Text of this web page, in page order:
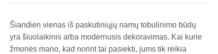
Šiandien vienas iš paskutiniųjų namų tobulinimo būdų
yra šiuolaikinis arba modernusis dekoravimas. Kai kurie
žmonės mano, kad norint tai pasiekti, jums tik reikia